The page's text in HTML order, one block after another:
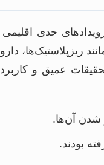
حدی
ریزپلاستیک‌ها،
عمیق و
شدن آن‌ها.
بودند.